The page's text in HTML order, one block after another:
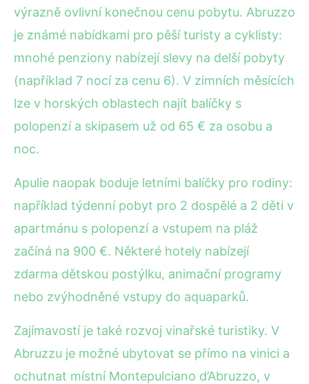
výrazně ovlivní konečnou cenu pobytu. Abruzzo
je známé nabídkami pro pěší turisty a cyklisty:
mnohé penziony nabízejí slevy na delší pobyty
(například 7 nocí za cenu 6). V zimních měsících
lze v horských oblastech najít balíčky s
polopenzí a skipasem už od 65 € za osobu a
noc.
Apulie naopak boduje letními balíčky pro rodiny:
například týdenní pobyt pro 2 dospělé a 2 děti v
apartmánu s polopenzí a vstupem na pláž
začíná na 900 €. Některé hotely nabízejí
zdarma dětskou postýlku, animační programy
nebo zvýhodněné vstupy do aquaparků.
Zajímavostí je také rozvoj vinařské turistiky. V
Abruzzu je možné ubytovat se přímo na vinici a
ochutnat místní Montepulciano d’Abruzzo, v